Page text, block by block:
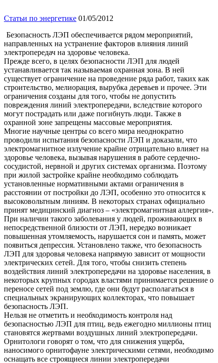
Статьи по энергетике 01/05/2012
Безопасность ЛЭП обеспечивается рядом мероприятий,
направленных на устранение факторов влияния линий
электропередач на здоровье человека.
Прежде всего, в целях безопасности ЛЭП для людей
устанавливается так называемая охранная зона. В ней
существует ограничение на проведение ряда работ, таких как
строительство, мелиорация, вырубка деревьев и прочее. Эти
ограничения созданы для того, чтобы не допустить
повреждения линий электропередачи, вследствие которого
могут пострадать или даже погибнуть люди. Также в
охранной зоне запрещены массовые мероприятия.
Многие научные центры со всего мира неоднократно
проводили испытания безопасности ЛЭП и доказали, что
электромагнитное излучение крайне отрицательно влияет на
здоровье человека, вызывая нарушения в работе сердечно-
сосудистой, нервной и других системах организма. Поэтому
при жилой застройке крайне необходимо соблюдать
установленные нормативными актами ограничения в
расстоянии от постройки до ЛЭП, особенно это относится к
высоковольтным линиям. В некоторых странах официально
принят медицинский диагноз – «электромагнитная аллергия».
При наличии такого заболевания у людей, проживающих в
непосредственной близости от ЛЭП, нередко возникает
повышенная утомляемость, нарушается сон и память, может
появиться депрессия. Установлено также, что безопасность
ЛЭП для здоровья человека напрямую зависит от мощности
электрических сетей. Для того, чтобы снизить степень
воздействия линий электропередачи на здоровье населения, в
некоторых крупных городах властями принимается решение о
переносе сетей под землю, где они будут располагаться в
специальных экранирующих коллекторах, что повышает
безопасность ЛЭП.
Нельзя не отметить и необходимость контроля над
безопасностью ЛЭП для птиц, ведь ежегодно миллионы птиц
становятся жертвами воздушных линий электропередачи.
Орнитологи говорят о том, что для снижения ущерба,
наносимого орнитофауне электрическими сетями, необходимо
оснащать все строящиеся линии электропередачи